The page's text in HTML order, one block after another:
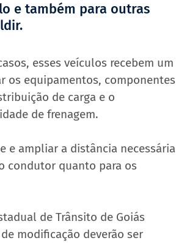
e também para outras
esses veículos recebem um
os equipamentos, componentes
de carga e o
de frenagem.
e ampliar a distância necessária
condutor quanto para os
de Trânsito de Goiás
modificação deverão ser